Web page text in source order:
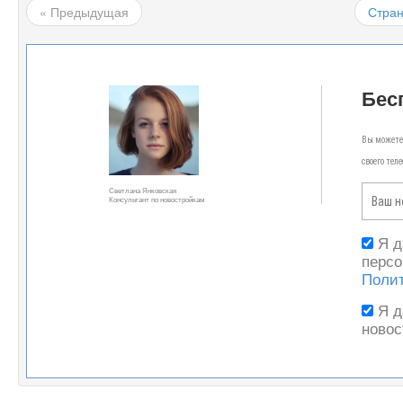
« Предыдущая
Светлана Янковская
Консультант по новостройкам
Вы
своего
Я
Я